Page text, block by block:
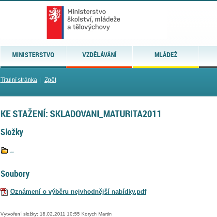
MINISTERSTVO VZDĚLÁVÁNÍ MLÁDEŽ
Titulní stránka| Zpět
KE STAŽENÍ: SKLADOVANI_MATURITA2011
Složky
..
Soubory
Oznámení o výběru nejvhodnější nabídky.pdf
Vytvoření složky: 18.02.2011 10:55 Korych Martin